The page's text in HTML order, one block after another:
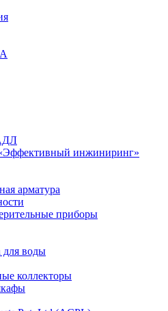
инжиниринг»
арматура
приборы
для воды
коллекторы